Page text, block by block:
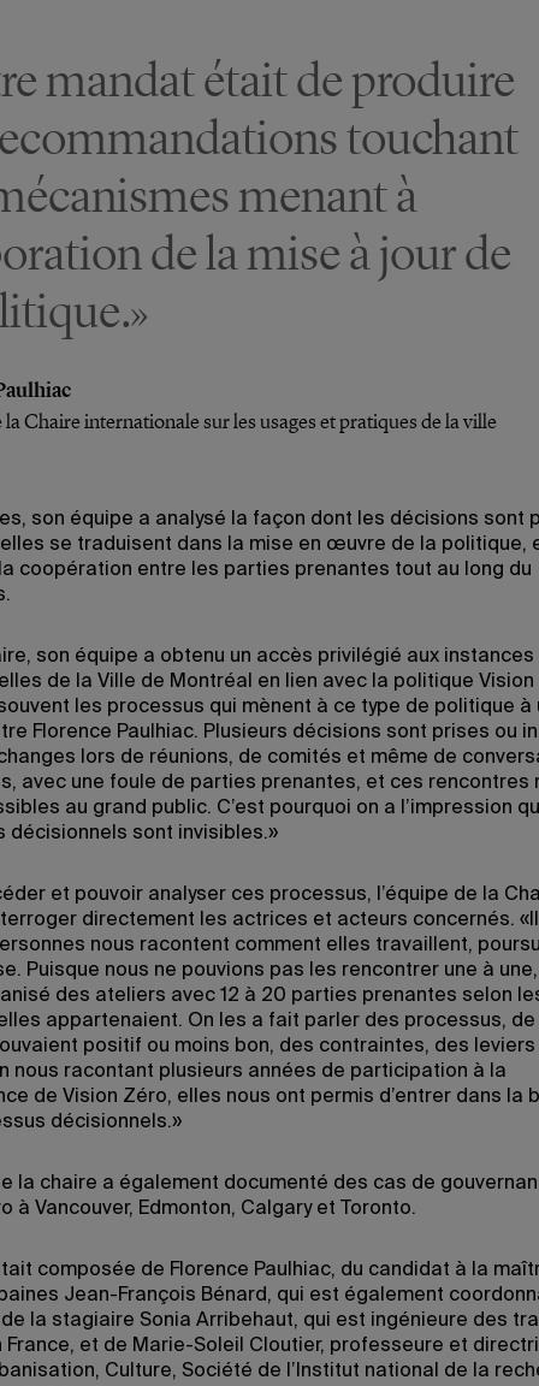
mandat était de produire
touchant
menant à
de la mise à jour de
Chaire internationale sur les usages et pratiques de la ville
son équipe a analysé la façon dont les décisions sont
se traduisent dans la mise en œuvre de la politique,
la coopération entre les parties prenantes tout au long du
son équipe a obtenu un accès privilégié aux instances
de la Ville de Montréal en lien avec la politique Vision
les processus qui mènent à ce type de politique à
Florence Paulhiac. Plusieurs décisions sont prises ou
lors de réunions, de comités et même de
avec une foule de parties prenantes, et ces rencontres
au grand public. C’est pourquoi on a l’impression
décisionnels sont invisibles.»
et pouvoir analyser ces processus, l’équipe de la
directement les actrices et acteurs concernés.
nous racontent comment elles travaillent,
Puisque nous ne pouvions pas les rencontrer une à
des ateliers avec 12 à 20 parties prenantes selon
appartenaient. On les a fait parler des processus, de
positif ou moins bon, des contraintes, des
nous racontant plusieurs années de participation à la
de Vision Zéro, elles nous ont permis d’entrer dans la
décisionnels.»
la chaire a également documenté des cas de
à Vancouver, Edmonton, Calgary et Toronto.
composée de Florence Paulhiac, du candidat à la
Jean-François Bénard, qui est également
la stagiaire Sonia Arribehaut, qui est ingénieure des
France, et de Marie-Soleil Cloutier, professeure et
Culture, Société de l’Institut national de la